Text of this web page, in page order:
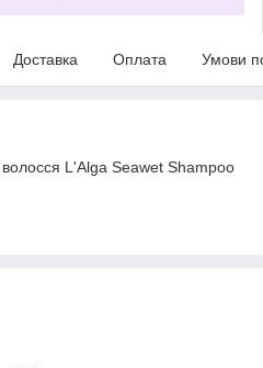
Доставка Оплата Умови
L'Alga Seawet Shampoo